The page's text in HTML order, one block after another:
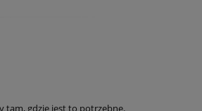
tam, gdzie jest to potrzebne.